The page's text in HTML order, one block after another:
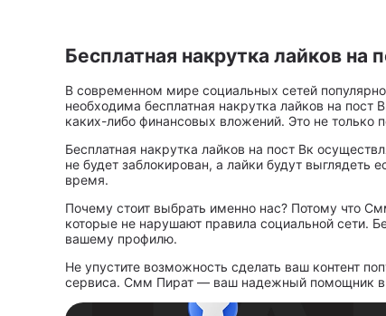
Бесплатная накрутка лайков на
В современном мире социальных сетей
необходима бесплатная накрутка лайков на
каких-либо финансовых вложений. Это не только
Бесплатная накрутка лайков на пост Вк
не будет заблокирован, а лайки будут выглядеть
время.
Почему стоит выбрать именно нас? Потому что
которые не нарушают правила социальной сети.
вашему профилю.
Не упустите возможность сделать ваш контент
сервиса. Смм Пират — ваш надежный помощник в